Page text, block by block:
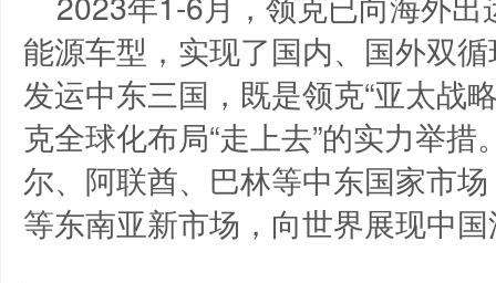
能源车型，实现了国内、国外双
发运中东三国，既是领克“亚太战
克全球化布局“走上去”的实力举
尔、阿联酋、巴林等中东国家市
等东南亚新市场，向世界展现中